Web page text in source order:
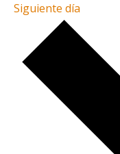
Siguiente día